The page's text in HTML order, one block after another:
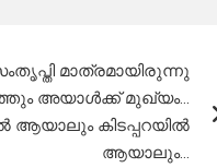
മാത്രമായിരുന്നു
അയാൾക്ക് മുഖ്യം…
ആയാലും കിടപ്പറയിൽ
ആയാലും…